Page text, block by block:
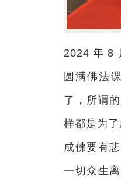
2024 年 8
圆满佛法
了，所谓
样都是为
成佛要有
一切众生